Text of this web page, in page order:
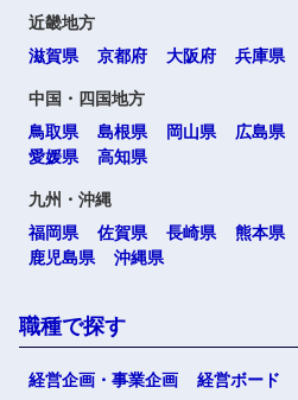
近畿地方
滋賀県
京都府 大阪府 兵庫県
中国・四国地方
鳥取県
島根県 岡山県 広島県
愛媛県
高知県
九州・沖縄
福岡県
佐賀県 長崎県 熊本県
鹿児島県
沖縄県
職種で探す
経営企画・事業企画 経営ボード